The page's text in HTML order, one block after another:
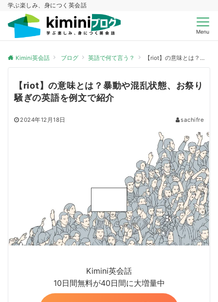
学ぶ楽しみ、身につく英会話
Menu
Kimini英会話 ブログ 英語で何て言う？ 【riot】の意味とは？暴動や混乱状態、お祭り騒ぎの英語を例文で紹介
【riot】の意味とは？暴動や混乱状態、お祭り
騒ぎの英語を例文で紹介
2024年12月18日 sachifre
Kimini英会話
10日間無料が40日間に大増量中